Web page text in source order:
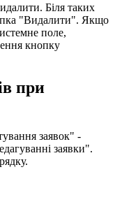
Біля таких
"Видалити". Якщо
поле,
кнопку
при
заявок" -
заявки".